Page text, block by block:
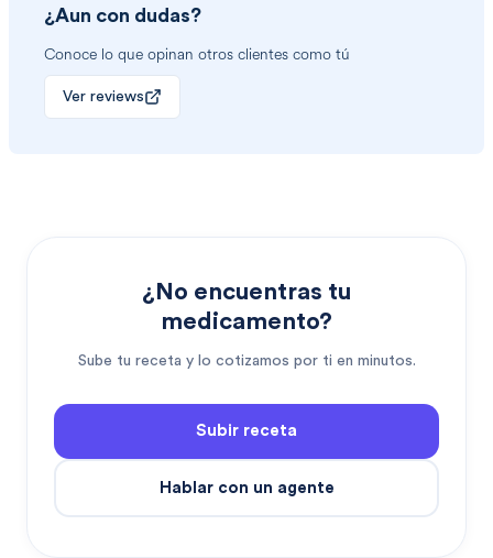
¿Aun con dudas?
Conoce lo que opinan otros clientes como tú
Ver reviews
¿No encuentras tu
medicamento?
Sube tu receta y lo cotizamos por ti en minutos.
Subir receta
Hablar con un agente